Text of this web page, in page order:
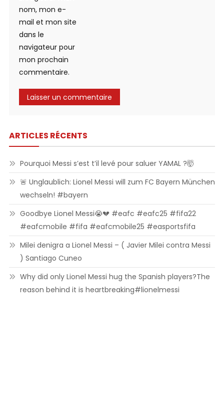
nom, mon e-
mail et mon site
dans le
navigateur pour
mon prochain
commentaire.
ARTICLES RÉCENTS
Pourquoi Messi s’est t’il levé pour saluer YAMAL ?🤯
🚨 Unglaublich: Lionel Messi will zum FC Bayern München
wechseln! #bayern
Goodbye Lionel Messi😭💔 #eafc #eafc25 #fifa22
#eafcmobile #fifa #eafcmobile25 #easportsfifa
Milei denigra a Lionel Messi – ( Javier Milei contra Messi
) Santiago Cuneo
Why did only Lionel Messi hug the Spanish players?The
reason behind it is heartbreaking#lionelmessi